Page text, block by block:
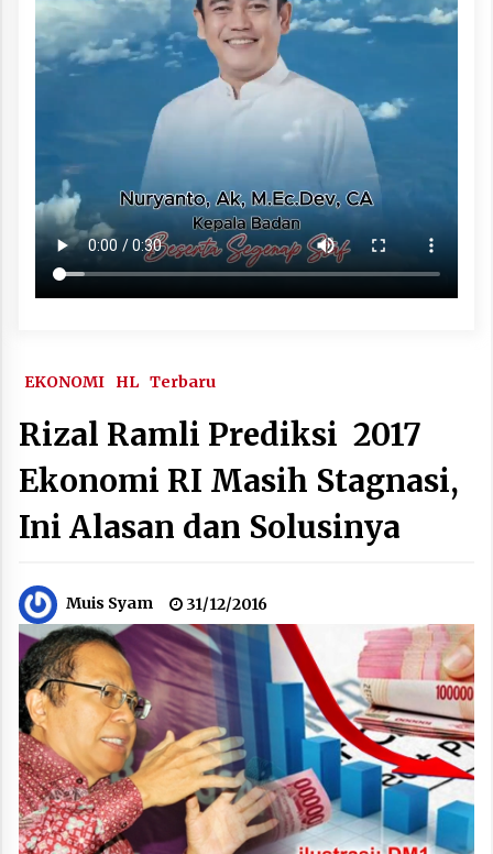
EKONOMI HL Terbaru
Rizal Ramli Prediksi 2017
Ekonomi RI Masih Stagnasi,
Ini Alasan dan Solusinya
Muis Syam 31/12/2016